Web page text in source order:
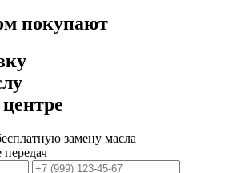
покупают
замену масла
передач